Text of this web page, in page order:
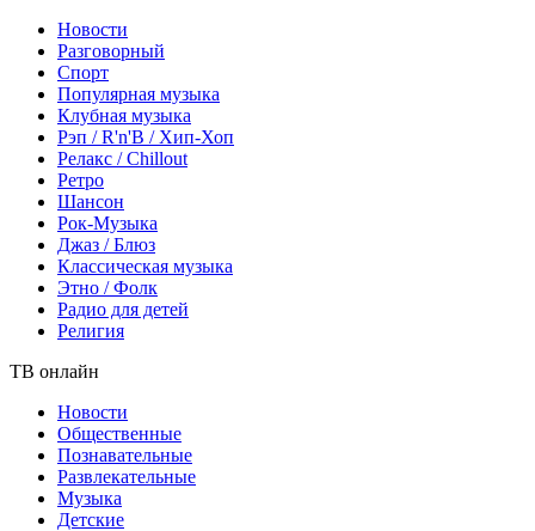
Новости
Разговорный
Спорт
Популярная музыка
Клубная музыка
Рэп / R'n'B / Хип-Хоп
Релакс / Chillout
Ретро
Шансон
Рок-Музыка
Джаз / Блюз
Классическая музыка
Этно / Фолк
Радио для детей
Религия
ТВ онлайн
Новости
Общественные
Познавательные
Развлекательные
Музыка
Детские